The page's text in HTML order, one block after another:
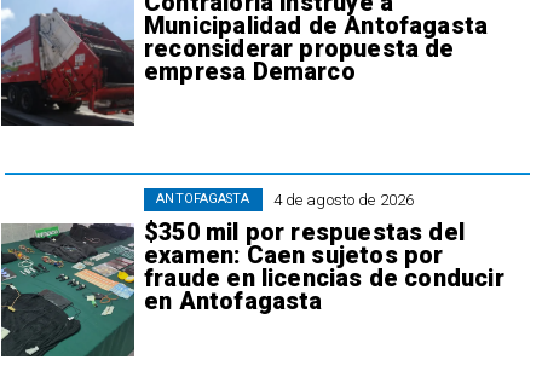
Municipalidad de Antofagasta
reconsiderar propuesta de
empresa Demarco
4 de agosto de 2026
$350 mil por respuestas del
examen: Caen sujetos por
fraude en licencias de conducir
en Antofagasta
ANTOFAGASTA